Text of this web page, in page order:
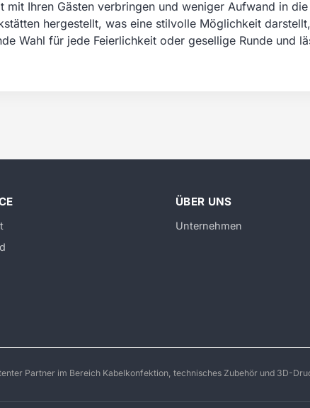
mit Ihren Gästen verbringen und weniger Aufwand in
hergestellt, was eine stilvolle Möglichkeit
Wahl für jede Feierlichkeit oder gesellige Runde und
ÜBER UNS
Unternehmen
Partner im Bereich Kabelkonfektion, technisches Zubehör und 3D-